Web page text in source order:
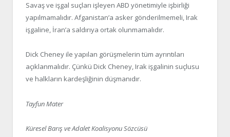
Savaş ve işgal suçları işleyen ABD yönetimiyle işbirliği
yapılmamalıdır. Afganistan’a asker gönderilmemeli, Irak
işgaline, İran’a saldırıya ortak olunmamalıdır.
Dick Cheney ile yapılan görüşmelerin tüm ayrıntıları
açıklanmalıdır. Çünkü Dick Cheney, Irak işgalinin suçlusu
ve halkların kardeşliğinin düşmanıdır.
Tayfun Mater
Küresel Barış ve Adalet Koalisyonu Sözcüsü